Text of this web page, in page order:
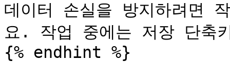
데이터 손실을 방지하려면
요. 작업 중에는 저장 단축
{% endhint %}